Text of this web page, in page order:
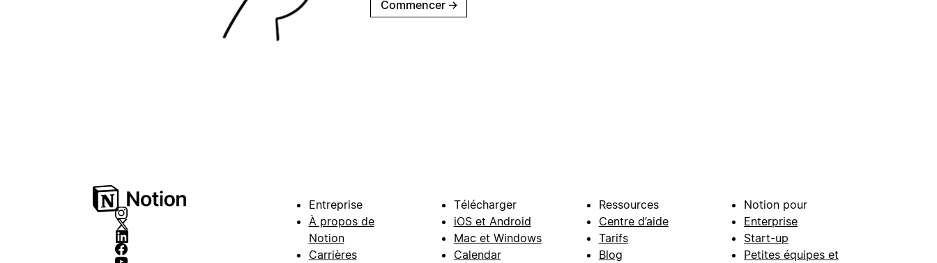
Commencer →
Entreprise
À propos de
Notion
Carrières
Télécharger
iOS et Android
Mac et Windows
Calendar
Ressources
Centre d’aide
Tarifs
Blog
Notion pour
Enterprise
Start-up
Petites équipes et